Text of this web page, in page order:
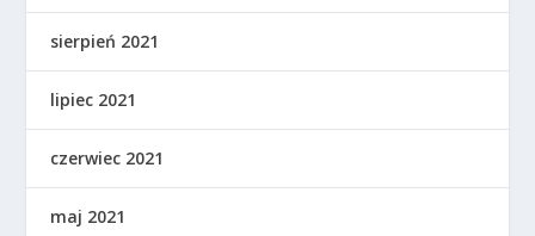
sierpień 2021
lipiec 2021
czerwiec 2021
maj 2021